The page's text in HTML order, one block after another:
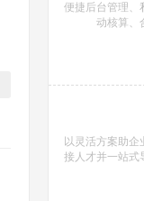
便捷后台管理、
动核算、
以灵活方案助
接人才并一站式